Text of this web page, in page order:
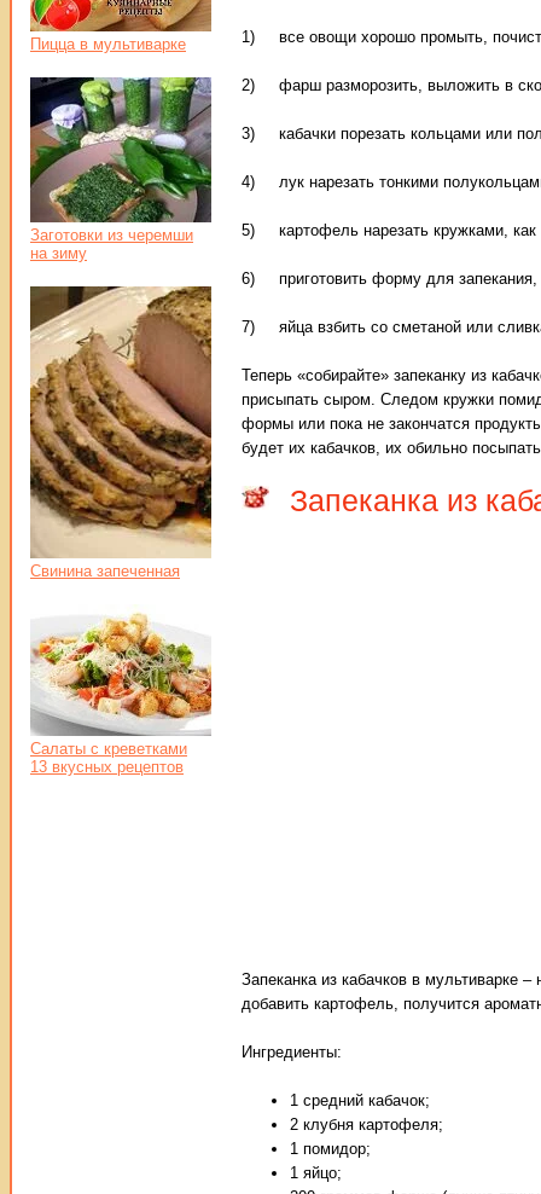
1) все овощи хорошо промыть,
2) фарш разморозить, выложить в
3) кабачки порезать кольцами или
4) лук нарезать тонкими
5) картофель нарезать кружками,
6) приготовить форму для запекания,
7) яйца взбить со сметаной или
Теперь «собирайте» запеканку из
присыпать сыром. Следом кружки
формы или пока не закончатся
будет их кабачков, их обильно
Запеканка из
Запеканка из кабачков в мультиварке
добавить картофель, получится
Ингредиенты:
1 средний кабачок;
2 клубня картофеля;
1 помидор;
1 яйцо;
Пицца в мультиварке
Заготовки из черемши
на зиму
Свинина запеченная
Салаты с креветками
13 вкусных рецептов